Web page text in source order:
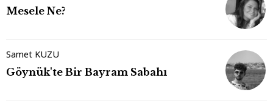
Mesele Ne?
Samet KUZU
Göynük'te Bir Bayram Sabahı